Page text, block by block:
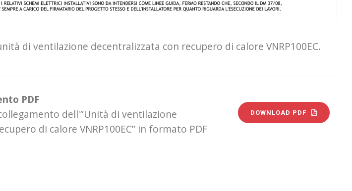
di ventilazione decentralizzata con recupero di calore VNRP100EC.
PDF
dell'”Unità di ventilazione
di calore VNRP100EC” in formato PDF
DOWNLOAD PDF